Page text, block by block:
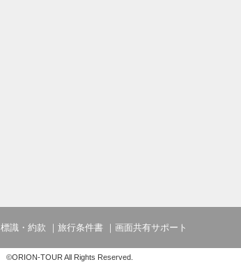
標識・約款 旅行条件書 画面共有サポート
©ORION-TOUR All Rights Reserved.